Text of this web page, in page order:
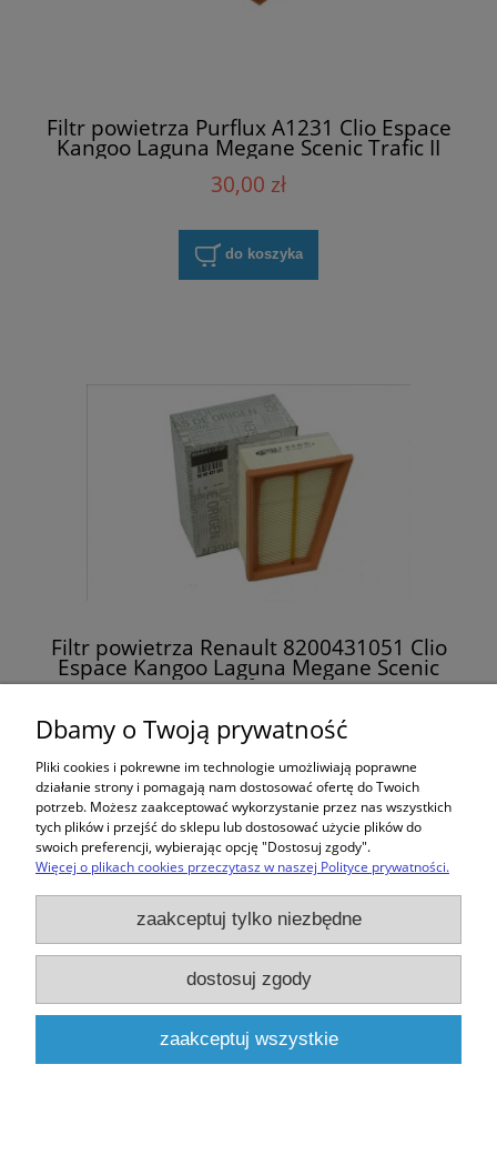
Filtr powietrza Purflux A1231 Clio Espace
Kangoo Laguna Megane Scenic Trafic II
30,00 zł
do koszyka
Filtr powietrza Renault 8200431051 Clio
Espace Kangoo Laguna Megane Scenic
Trafic II
do koszyka
Zakupy
Pomoc
Moje konto
Informacje
Dbamy o Twoją prywatność
Pliki cookies i pokrewne im technologie umożliwiają poprawne
działanie strony i pomagają nam dostosować ofertę do Twoich
potrzeb. Możesz zaakceptować wykorzystanie przez nas wszystkich
tych plików i przejść do sklepu lub dostosować użycie plików do
swoich preferencji, wybierając opcję "Dostosuj zgody".
Więcej o plikach cookies przeczytasz w naszej Polityce prywatności.
zaakceptuj tylko niezbędne
dostosuj zgody
zaakceptuj wszystkie